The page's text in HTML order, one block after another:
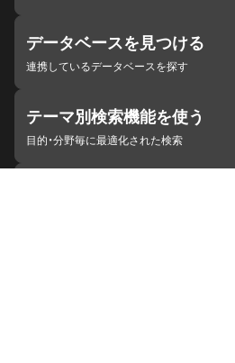
データベースを見つける
連携しているデータベースを探す
テーマ別検索機能を使う
目的・分野毎に最適化された検索